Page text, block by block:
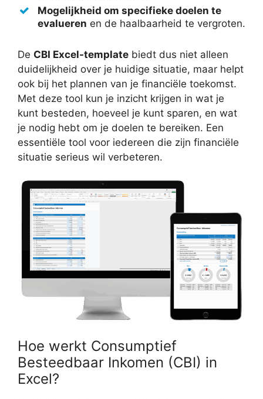
Mogelijkheid om specifieke doelen te
evalueren en de haalbaarheid te vergroten.
De CBI Excel-template biedt dus niet alleen
duidelijkheid over je huidige situatie, maar helpt
ook bij het plannen van je financiële toekomst.
Met deze tool kun je inzicht krijgen in wat je
kunt besteden, hoeveel je kunt sparen, en wat
je nodig hebt om je doelen te bereiken. Een
essentiële tool voor iedereen die zijn financiële
situatie serieus wil verbeteren.
Hoe werkt Consumptief
Besteedbaar Inkomen (CBI) in
Excel?